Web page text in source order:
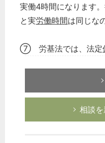
実働4時間になります
と実労働時間は同じな
⑦ 労基法では、法定
相談